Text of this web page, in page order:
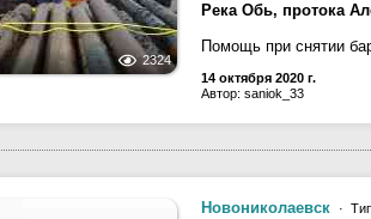
2324
Река Обь, протока
Помощь при снятии
14 октября 2020 г.
Автор: saniok_33
Новониколаевск ·